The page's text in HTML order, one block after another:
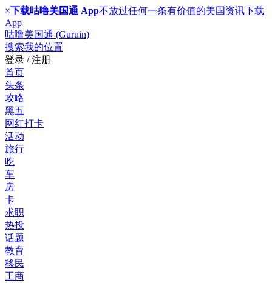
×下载咕噜美国通 App不放过任何一条有价值的美国资讯下载
App
咕噜美国通 (Guruin)
搜索我的位置
登录 / 注册
首页
头条
攻略
黑五
网红打卡
活动
旅行
吃
车
房
卡
求职
热投
话题
教育
移民
工商